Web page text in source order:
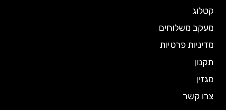
קטלוג
מעקב משלוחים
מדיניות פרטיות
תקנון
מגזין
צרו קשר